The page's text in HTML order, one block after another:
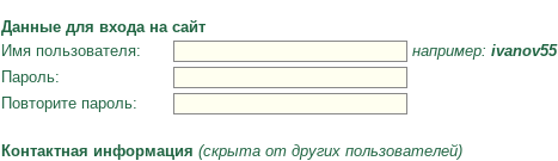
Данные для входа на сайт
Имя пользователя:
например: ivanov55
Пароль:
Повторите пароль:
Контактная информация (скрыта от других пользователей)